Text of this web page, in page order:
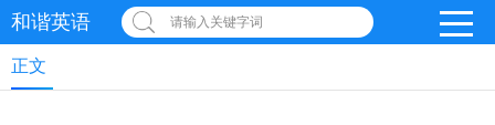
和谐英语 请输入关键字词
正文